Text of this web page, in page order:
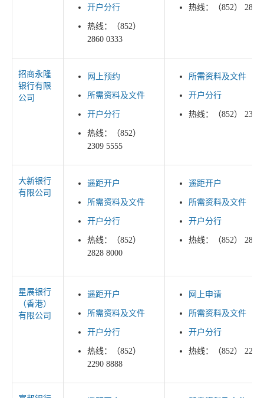
开户分行
热线：（852）
2860 0333
热线：（852） 2860
招商永隆
银行有限
公司
网上预约
所需资料及文件
开户分行
热线：（852）
2309 5555
所需资料及文件
开户分行
热线：（852） 2309
大新银行
有限公司
遥距开户
所需资料及文件
开户分行
热线：（852）
2828 8000
遥距开户
所需资料及文件
开户分行
热线：（852） 2828
星展银行
（香港）
有限公司
遥距开户
所需资料及文件
开户分行
热线：（852）
2290 8888
网上申请
所需资料及文件
开户分行
热线：（852） 2290